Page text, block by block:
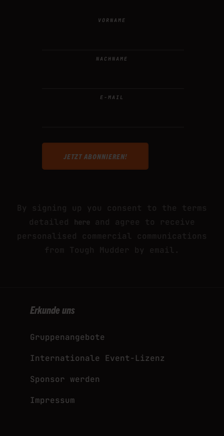
VORNAME
NACHNAME
E-MAIL
Erkunde uns
Gruppenangebote
Internationale Event-Lizenz
Sponsor werden
Impressum